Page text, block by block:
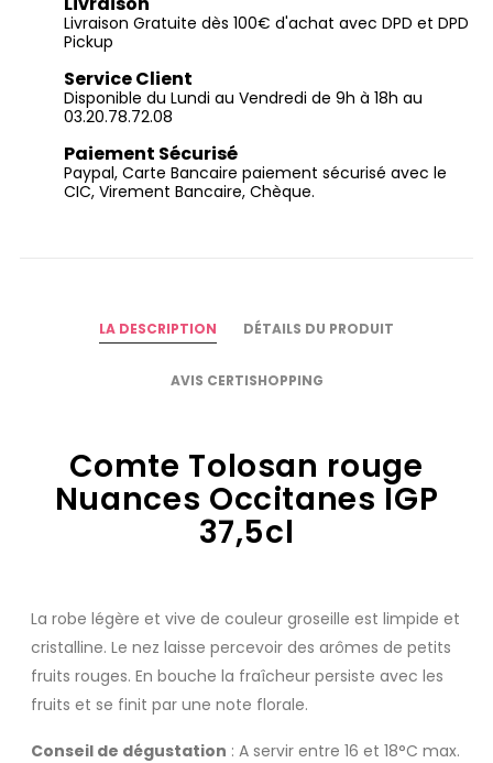
Livraison Gratuite dès 100€ d'achat avec DPD et DPD
Pickup
Service Client
Disponible du Lundi au Vendredi de 9h à 18h au
03.20.78.72.08
Paiement Sécurisé
Paypal, Carte Bancaire paiement sécurisé avec le
CIC, Virement Bancaire, Chèque.
LA DESCRIPTION DÉTAILS DU PRODUIT
AVIS CERTISHOPPING
Comte Tolosan rouge
Nuances Occitanes IGP
37,5cl
La robe légère et vive de couleur groseille est limpide et
cristalline. Le nez laisse percevoir des arômes de petits
fruits rouges. En bouche la fraîcheur persiste avec les
fruits et se finit par une note florale.
Conseil de dégustation : A servir entre 16 et 18°C max.